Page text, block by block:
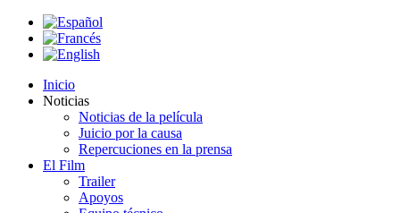
Inicio
Noticias
Noticias de la película
Juicio por la causa
Repercuciones en la prensa
El Film
Trailer
Apoyos